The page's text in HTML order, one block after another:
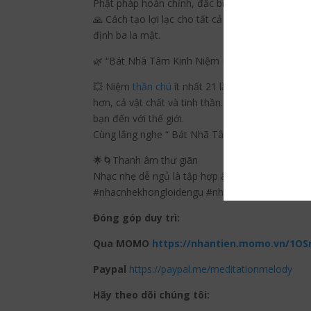
Phật pháp hoàn chỉnh, đặc biệt là các giai
🙏 Cách tạo lợi lạc cho tất cả chúng sinh đang
định ba la mật.
🌿 “Bát Nhã Tâm Kinh Niệm Bởi Đức Khenpo
💥 Niệmthần chú ít nhất 21 lần hoặc 108 lần
hơn, cả vật chất và tinh thần. Khẳng định mối
bạn đến với thế giới.
Cùng lắng nghe “ Bát Nhã Tâm Kinh Niệm Bởi
🌟🌀Thanh âm thư giãn
Nhạc nhẹ dễ ngủ là tập hợp âm thanh có tác
#nhacnhekhongloidengu #nhackhongloidengu
Đóng góp duy trì:
Qua MOMO https://nhantien.momo.vn/
Paypal https://paypal.me/meditationmelody
Hãy theo dõi chúng tôi: